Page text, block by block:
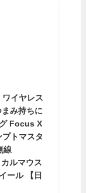
イヤレス
み持ちに
Focus X
トマスタ
線
ルマウス
ール 【日